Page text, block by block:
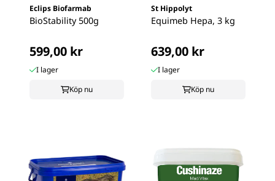
Eclips Biofarmab
BioStability 500g
599,00 kr
I lager
Köp nu
St Hippolyt
Equimeb Hepa, 3 kg
639,00 kr
I lager
Köp nu